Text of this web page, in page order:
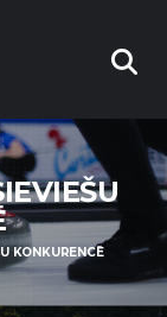
KONKURENCĒ